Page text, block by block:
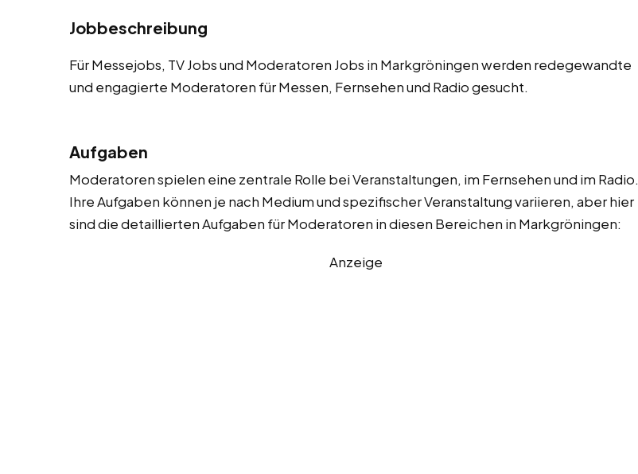
Jobbeschreibung
Für Messejobs, TV Jobs und Moderatoren Jobs in Markgröningen werden redegewandte
und engagierte Moderatoren für Messen, Fernsehen und Radio gesucht.
Aufgaben
Moderatoren spielen eine zentrale Rolle bei Veranstaltungen, im Fernsehen und im Radio.
Ihre Aufgaben können je nach Medium und spezifischer Veranstaltung variieren, aber hier
sind die detaillierten Aufgaben für Moderatoren in diesen Bereichen in Markgröningen:
Anzeige